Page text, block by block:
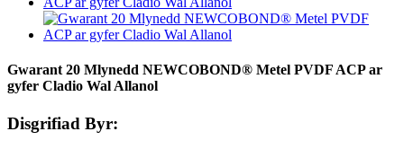
Gwarant 20 Mlynedd NEWCOBOND® Metel PVDF ACP ar
gyfer Cladio Wal Allanol
Disgrifiad Byr: